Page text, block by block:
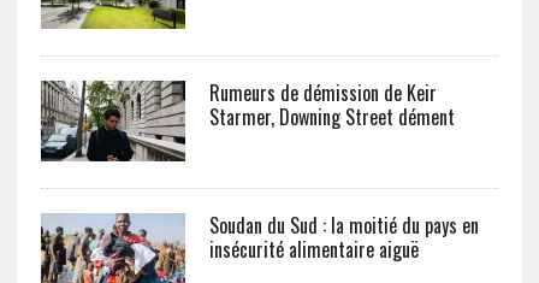
Rumeurs de démission de Keir
Starmer, Downing Street dément
Soudan du Sud : la moitié du pays en
insécurité alimentaire aiguë